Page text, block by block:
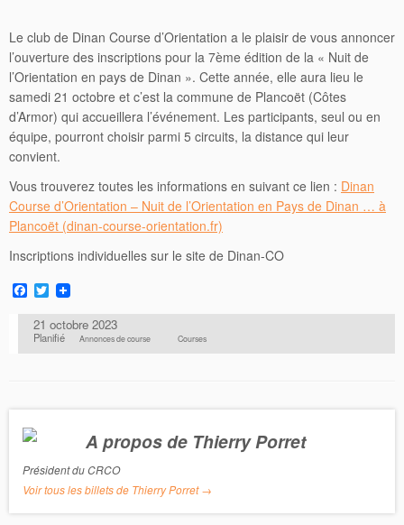
Le club de Dinan Course d’Orientation a le plaisir de vous annoncer
l’ouverture des inscriptions pour la 7ème édition de la « Nuit de
l’Orientation en pays de Dinan ». Cette année, elle aura lieu le
samedi 21 octobre et c’est la commune de Plancoët (Côtes
d’Armor) qui accueillera l’événement. Les participants, seul ou en
équipe, pourront choisir parmi 5 circuits, la distance qui leur
convient.
Vous trouverez toutes les informations en suivant ce lien : Dinan
Course d’Orientation – Nuit de l’Orientation en Pays de Dinan … à
Plancoët (dinan-course-orientation.fr)
Inscriptions individuelles sur le site de Dinan-CO
F
a
c
e
b
T
w
i
t
t
21 octobre 2023
Planifié Annonces de course Courses
A propos de Thierry Porret
Président du CRCO
Voir tous les billets de Thierry Porret→